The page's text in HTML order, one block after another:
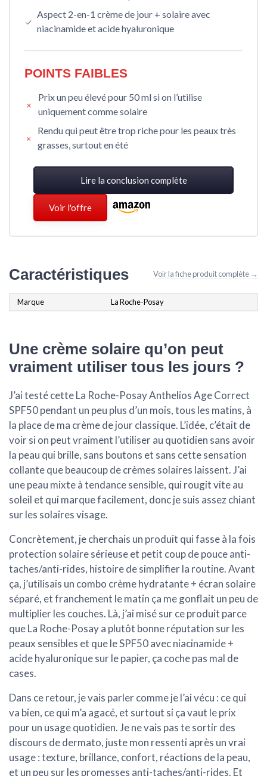
Aspect 2-en-1 crème de jour + solaire avec
niacinamide et acide hyaluronique
POINTS FAIBLES
Prix un peu élevé pour 50 ml si on l’utilise
uniquement comme solaire
Rendu qui peut être trop riche pour les peaux très
grasses, surtout en été
Lire la conclusion complète
Voir l'offre
Caractéristiques Voir la fiche produit complète →
Marque La Roche-Posay
Une crème solaire qu’on peut
vraiment utiliser tous les jours ?
J’ai testé cette La Roche-Posay Anthelios Age Correct
SPF50 pendant un peu plus d’un mois, tous les matins, à
la place de ma crème de jour classique. L’idée, c’était de
voir si on peut vraiment l’utiliser au quotidien sans avoir
la peau qui brille, sans boutons et sans cette sensation
collante que beaucoup de crèmes solaires laissent. J’ai
une peau mixte à tendance sensible, qui rougit vite au
soleil et qui marque facilement, donc je suis assez chiant
sur les solaires visage.
Concrètement, je cherchais un produit qui fasse à la fois
protection solaire sérieuse et petit coup de pouce anti-
taches/anti-rides, histoire de simplifier la routine. Avant
ça, j’utilisais un combo crème hydratante + écran solaire
séparé, et franchement le matin ça me gonflait un peu de
multiplier les couches. Là, j’ai misé sur ce produit parce
que La Roche-Posay a plutôt bonne réputation sur les
peaux sensibles et que le SPF50 avec niacinamide +
acide hyaluronique sur le papier, ça coche pas mal de
cases.
Dans ce retour, je vais parler comme je l’ai vécu : ce qui
va bien, ce qui m’a agacé, et surtout si ça vaut le prix
pour un usage quotidien. Je ne vais pas te sortir des
discours de dermato, juste mon ressenti après un vrai
usage : texture, brillance, confort, réactions de la peau,
et un peu sur les promesses anti-taches/anti-rides. Et